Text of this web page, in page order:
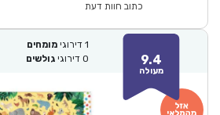
₪61.00.כתוב חוות דעת
9.4
מעולה
1 דירוגי מומחים
0 דירוגי גולשים